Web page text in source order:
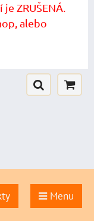
ZRUŠENÁ.
alebo
Menu